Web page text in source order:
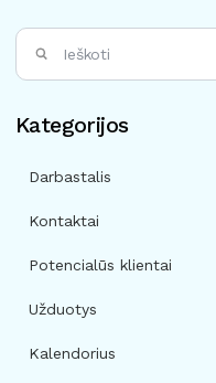
Kategorijos
Darbastalis
Kontaktai
Potencialūs klientai
Užduotys
Kalendorius